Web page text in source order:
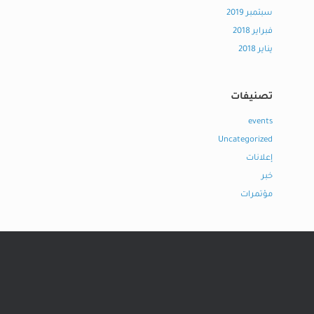
سبتمبر 2019
فبراير 2018
يناير 2018
تصنيفات
events
Uncategorized
إعلانات
خبر
مؤتمرات